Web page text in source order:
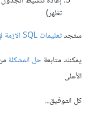
تظهر)
ستجدتعليمات SQL الازمة لإجراء كل خطوة من الخطوات السابقة هنا
يمكنك متابعةحل المشكلة
الأعلى
كل التوفيق...